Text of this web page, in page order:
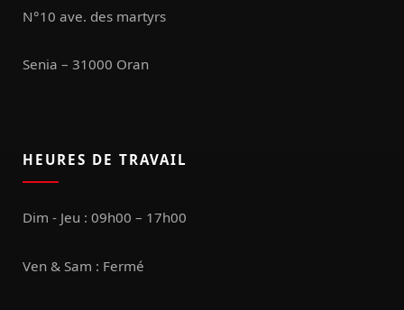
N°10 ave. des martyrs
Senia – 31000 Oran
HEURES DE TRAVAIL
Dim - Jeu : 09h00 – 17h00
Ven & Sam : Fermé